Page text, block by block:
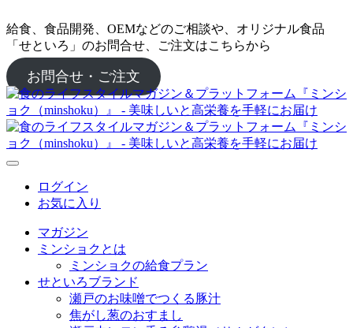
給食、食品開発、OEMなどのご相談や、オリジナル食品
「せといろ」のお問合せ、ご注文はこちらから
お問合せ・ご注文
ログイン
お気に入り
マガジン
ミンショクとは
ミンショクの給食プラン
せといろブランド
瀬戸のお味噌でつくる豚汁
焦がし葱のおすまし